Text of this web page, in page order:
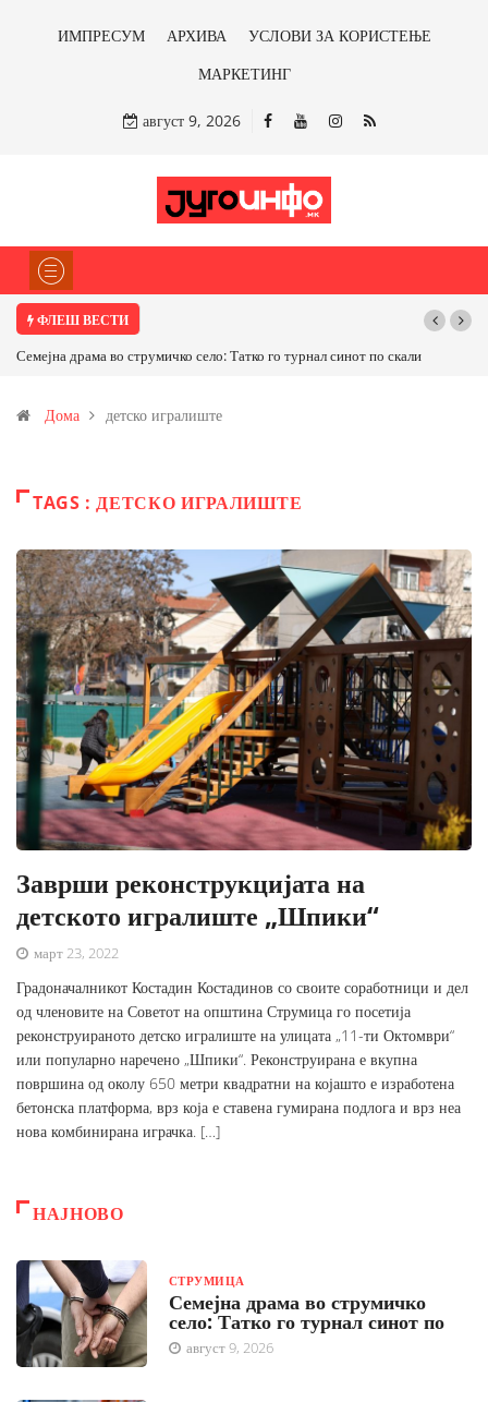
ИМПРЕСУМ АРХИВА
УСЛОВИ ЗА КОРИСТЕЊЕ
МАРКЕТИНГ
август 9, 2026
ФЛЕШ ВЕСТИ
Семејна драма во струмичко село: Татко го турнал синот по скали
Дома детско игралиште
TAGS : ДЕТСКО ИГРАЛИШТЕ
Заврши реконструкцијата на
детското игралиште „Шпики“
март 23, 2022
Градоначалникот Костадин Костадинов со своите соработници и дел
од членовите на Советот на општина Струмица го посетија
реконструираното детско игралиште на улицата „11-ти Октомври“
или популарно наречено „Шпики“. Реконструирана е вкупна
површина од околу 650 метри квадратни на којашто е изработена
бетонска платформа, врз која е ставена гумирана подлога и врз неа
нова комбинирана играчка. […]
НАЈНОВО
СТРУМИЦА
Семејна драма во струмичко
село: Татко го турнал синот по
август 9, 2026